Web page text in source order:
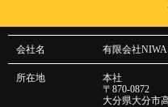
会社名 有限会社NIWA
所在地
本社
〒870-0872
大分県大分市